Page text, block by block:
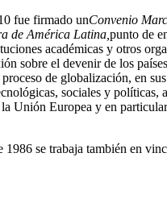
fue firmado unConvenio
de América Latina, punto de
académicas y otros
sobre el devenir de los
de globalización, en
sociales y políticas,
Unión Europea y en
1986 se trabaja también en